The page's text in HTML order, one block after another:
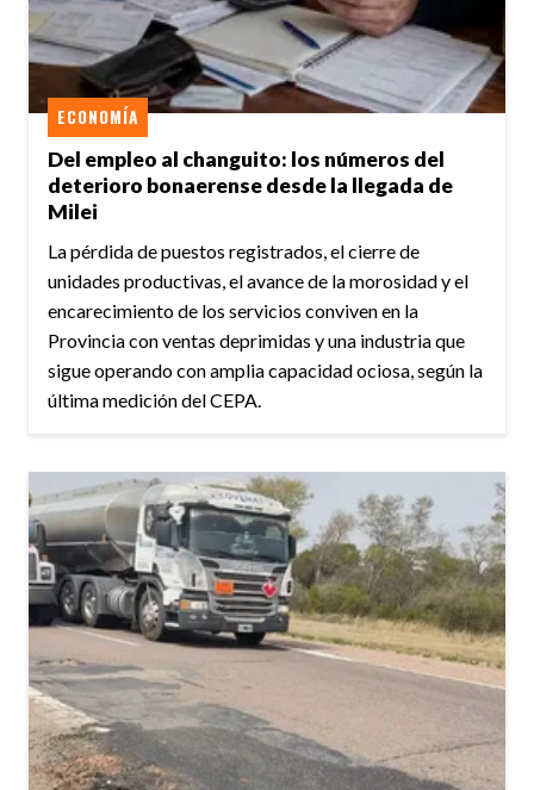
Del empleo al changuito: los números del
deterioro bonaerense desde la llegada de
Milei
ECONOMÍA
La pérdida de puestos registrados, el cierre de
unidades productivas, el avance de la morosidad y el
encarecimiento de los servicios conviven en la
Provincia con ventas deprimidas y una industria que
sigue operando con amplia capacidad ociosa, según la
última medición del CEPA.